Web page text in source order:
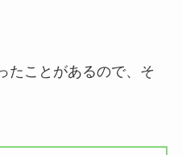
たことがあるので、そ